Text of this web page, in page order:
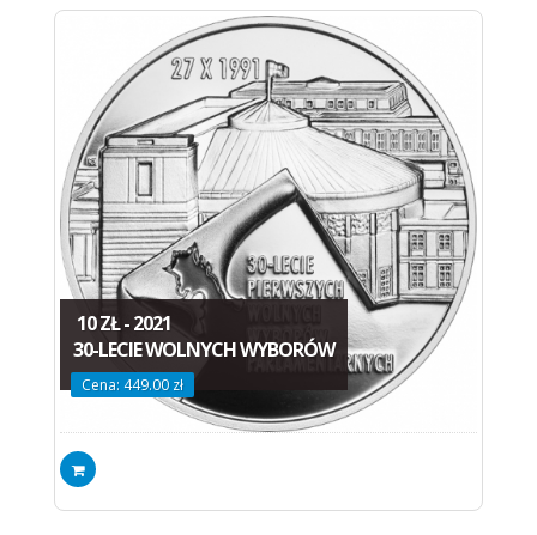
10 ZŁ - 2021
30-LECIE WOLNYCH WYBORÓW
Cena: 449.00 zł